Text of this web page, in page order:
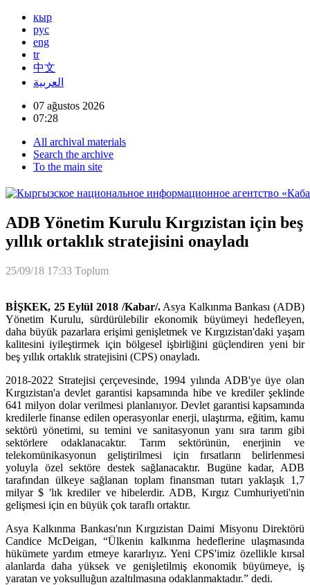
кыр
рус
eng
tr
中文
العربية
07 ağustos 2026
07:28
All archival materials
Search the archive
To the main site
ADB Yönetim Kurulu Kırgızistan için beş
yıllık ortaklık stratejisini onayladı
25/09/18 17:33 Toplum
BİŞKEK, 25 Eylül 2018 /Kabar/.Asya Kalkınma Bankası (ADB)
Yönetim Kurulu, sürdürülebilir ekonomik büyümeyi hedefleyen,
daha büyük pazarlara erişimi genişletmek ve Kırgızistan'daki yaşam
kalitesini iyileştirmek için bölgesel işbirliğini güçlendiren yeni bir
beş yıllık ortaklık stratejisini (CPS) onayladı.
2018-2022 Stratejisi çerçevesinde, 1994 yılında ADB'ye üye olan
Kırgızistan'a devlet garantisi kapsamında hibe ve krediler şeklinde
641 milyon dolar verilmesi planlanıyor. Devlet garantisi kapsamında
kredilerle finanse edilen operasyonlar enerji, ulaştırma, eğitim, kamu
sektörü yönetimi, su temini ve sanitasyonun yanı sıra tarım gibi
sektörlere odaklanacaktır. Tarım sektörünün, enerjinin ve
telekomünikasyonun geliştirilmesi için fırsatların belirlenmesi
yoluyla özel sektöre destek sağlanacaktır. Bugüne kadar, ADB
tarafından ülkeye sağlanan toplam finansman tutarı yaklaşık 1,7
milyar $ 'lık krediler ve hibelerdir. ADB, Kırgız Cumhuriyeti'nin
gelişmesi için en büyük çok taraflı ortaktır.
Asya Kalkınma Bankası'nın Kırgızistan Daimi Misyonu Direktörü
Candice McDeigan, “Ülkenin kalkınma hedeflerine ulaşmasında
hükümete yardım etmeye kararlıyız. Yeni CPS'imiz özellikle kırsal
alanlarda daha yüksek ve genişletilmiş ekonomik büyümeye, iş
yaratan ve yoksulluğun azaltılmasına odaklanmaktadır.” dedi.